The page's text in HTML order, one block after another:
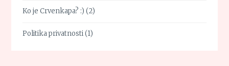
Ko je Crvenkapa? :) (2)
Politika privatnosti(1)